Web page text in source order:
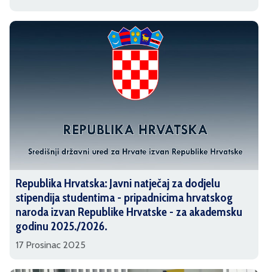
Republika Hrvatska: Javni natječaj za dodjelu
stipendija studentima - pripadnicima hrvatskog
naroda izvan Republike Hrvatske - za akademsku
godinu 2025./2026.
17 Prosinac 2025